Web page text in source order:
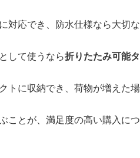
対応でき、防水仕様なら大切
して使うなら折りたたみ可能
トに収納でき、荷物が増えた
ことが、満足度の高い購入につ